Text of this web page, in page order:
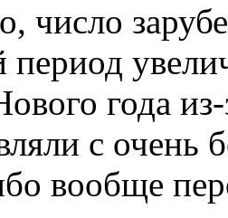
число
период
года
с
вообще